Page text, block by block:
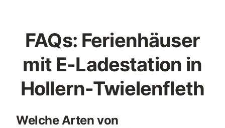
FAQs: Ferienhäuser
mit E-Ladestation in
Hollern-Twielenfleth
Welche Arten von